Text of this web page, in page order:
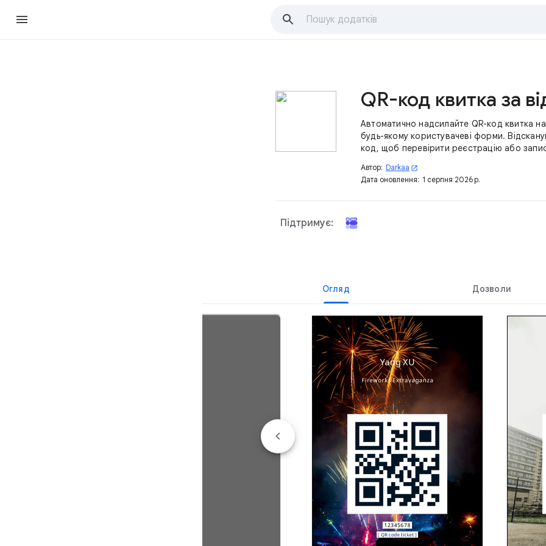
Автоматично надсилайте QR-код квитка
будь-якому користувачеві форми.
код, щоб перевірити реєстрацію або
Автор: Darkaa open_in_new
Дата оновлення: 1 серпня 2026 р.
Підтримує:
Огляд Дозволи